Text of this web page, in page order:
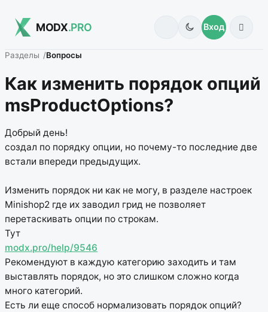
MODX.PRO Вход
Разделы Вопросы
Как изменить порядок опций
msProductOptions?
Добрый день!
создал по порядку опции, но почему-то последние две
встали впереди предыдущих.
Изменить порядок ни как не могу, в разделе настроек
Minishop2 где их заводил грид не позволяет
перетаскивать опции по строкам.
Тут
modx.pro/help/9546
Рекомендуют в каждую категорию заходить и там
выставлять порядок, но это слишком сложно когда
много категорий.
Есть ли еще способ нормализовать порядок опций?